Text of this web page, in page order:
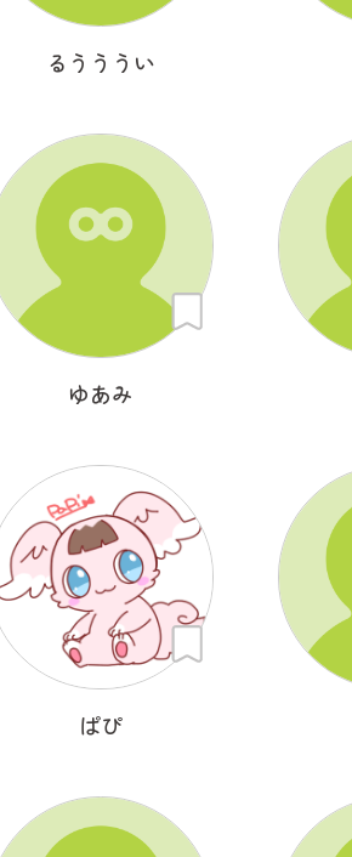
るうううい
ゆあみ
ぱぴ